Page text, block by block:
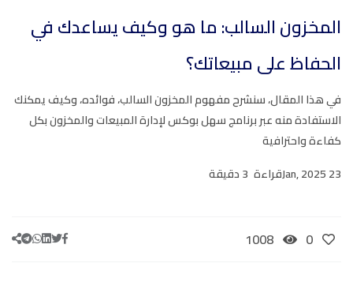
المخزون السالب: ما هو وكيف يساعدك في
الحفاظ على مبيعاتك؟
في هذا المقال، سنشرح مفهوم المخزون السالب، فوائده، وكيف يمكنك
الاستفادة منه عبر برنامج سهل بوكس لإدارة المبيعات والمخزون بكل
كفاءة واحترافية
23 Jan, 2025
قراءة 3 دقيقة
0
1008